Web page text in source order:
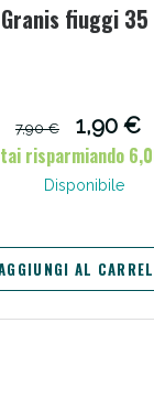
Granis fiuggi
7,90 €
1,90 €
risparmiando
Disponibile
AL
Vie Urinarie e